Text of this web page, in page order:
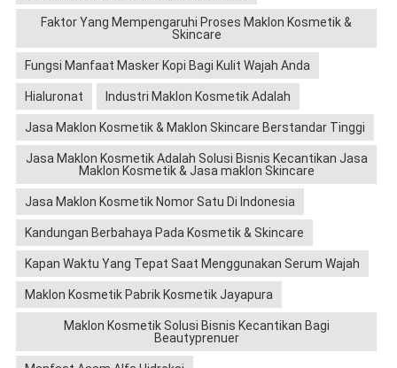
Faktor Yang Mempengaruhi Proses Maklon Kosmetik &
Skincare
Fungsi Manfaat Masker Kopi Bagi Kulit Wajah Anda
Hialuronat Industri Maklon Kosmetik Adalah
Jasa Maklon Kosmetik & Maklon Skincare Berstandar Tinggi
Jasa Maklon Kosmetik Adalah Solusi Bisnis Kecantikan Jasa
Maklon Kosmetik & Jasa maklon Skincare
Jasa Maklon Kosmetik Nomor Satu Di Indonesia
Kandungan Berbahaya Pada Kosmetik & Skincare
Kapan Waktu Yang Tepat Saat Menggunakan Serum Wajah
Maklon Kosmetik Pabrik Kosmetik Jayapura
Maklon Kosmetik Solusi Bisnis Kecantikan Bagi
Beautyprenuer